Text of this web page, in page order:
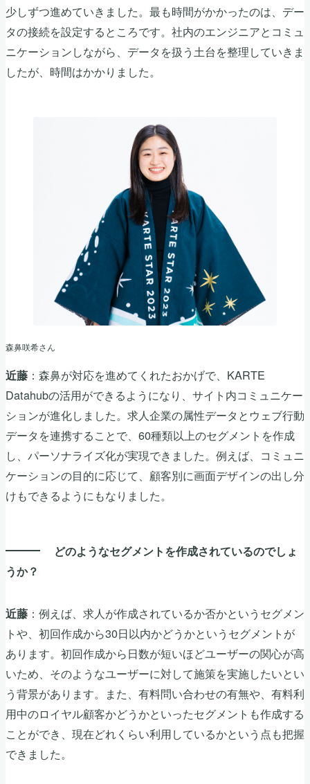
少しずつ進めていきました。最も時間がかかったのは、デー
タの接続を設定するところです。社内のエンジニアとコミュ
ニケーションしながら、データを扱う土台を整理していきま
したが、時間はかかりました。
森鼻咲希さん
近藤 ：森鼻が対応を進めてくれたおかげで、KARTE
Datahubの活用ができるようになり、サイト内コミュニケー
ションが進化しました。求人企業の属性データとウェブ行動
データを連携することで、60種類以上のセグメントを作成
し、パーソナライズ化が実現できました。例えば、コミュニ
ケーションの目的に応じて、顧客別に画面デザインの出し分
けもできるようにもなりました。
どのようなセグメントを作成されているのでしょ
うか？
近藤 ：例えば、求人が作成されているか否かというセグメン
トや、初回作成から30日以内かどうかというセグメントが
あります。初回作成から日数が短いほどユーザーの関心が高
いため、そのようなユーザーに対して施策を実施したいとい
う背景があります。また、有料問い合わせの有無や、有料利
用中のロイヤル顧客かどうかといったセグメントも作成する
ことができ、現在どれくらい利用しているかという点も把握
できました。